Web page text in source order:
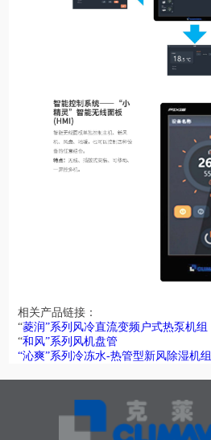
相关产品链接：
“菱润”系列风冷直流变频户式热泵机组
“和风”系列风机盘管
“沁爽”系列冷冻水-热管型新风除湿机组